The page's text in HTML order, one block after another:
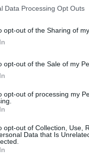
Data Processing Opt Outs
opt-out of the Sharing of
opt-out of the Sale of my
opt-out of processing my
opt-out of Collection, Use,
Data that Is
ένα
20/04/2026
Μουζά
Ντούο για
Μητέρα
θέατρο